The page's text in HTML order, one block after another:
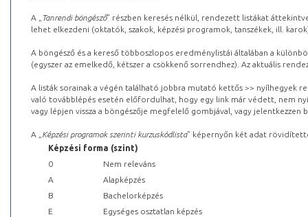
A „ Tanrendi böngésző” részben keresés nélkül, rendezett listákat
lehet elkezdeni (oktatók, szakok, képzési programok, tanszékek, ill.
A böngésző és a kereső többoszlopos eredménylistái általában a
(egyszer az emelkedő, kétszer a csökkenő sorrendhez). Az aktuális
A listák sorainak a végén található jobbra mutató kettős >> nyílhegyek
való továbblépés esetén előfordulhat, hogy egy link már védett, nem
vagy lépjen vissza a böngészője megfelelő gombjával, vagy
A „ Képzési programok szerinti kurzuskódlista” képernyőn két adat
Képzési forma (szint)
0
Nem releváns
A
Alapképzés
B
Bachelorképzés
E
Egységes osztatlan képzés